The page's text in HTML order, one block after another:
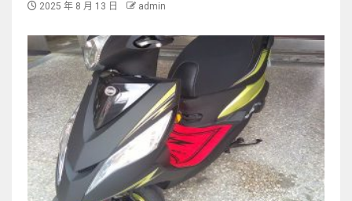
2025 年 8 月 13 日 admin